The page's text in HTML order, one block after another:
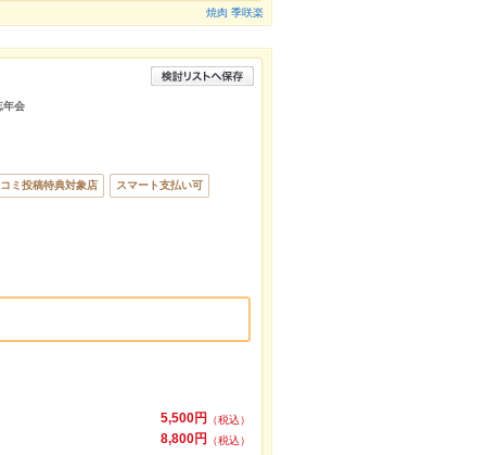
焼肉 季咲楽
年会
ミ投稿特典対象店 スマート支払い可
5,500円 （税込）
8,800円 （税込）